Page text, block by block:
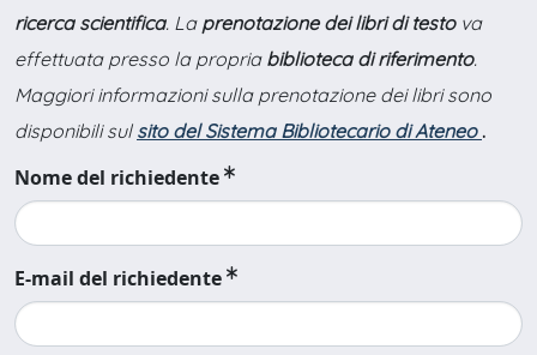
ricerca scientifica. La prenotazione dei libri di testova
effettuata presso la propria biblioteca di riferimento.
Maggiori informazioni sulla prenotazione dei libri sono
disponibili sul sito del Sistema Bibliotecario di Ateneo .
Nome del richiedente
E-mail del richiedente